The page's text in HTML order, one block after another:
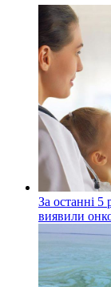
За останні
виявили